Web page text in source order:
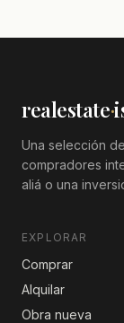
realestate·
Una selección
compradores
aliá o una
EXPLORAR
Comprar
Alquilar
Obra nueva